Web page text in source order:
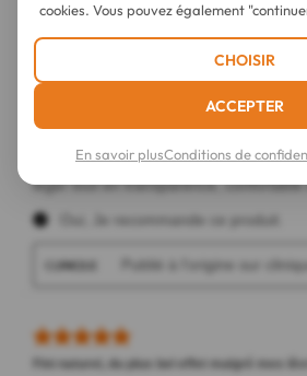
cookies. Vous pouvez également
CHOISIR
ACCEPTER
En savoir plusConditions de